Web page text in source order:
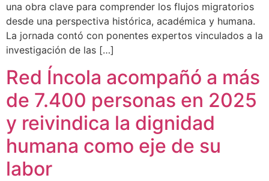
una obra clave para comprender los flujos migratorios
desde una perspectiva histórica, académica y humana.
La jornada contó con ponentes expertos vinculados a la
investigación de las […]
Red Íncola acompañó a más
de 7.400 personas en 2025
y reivindica la dignidad
humana como eje de su
labor